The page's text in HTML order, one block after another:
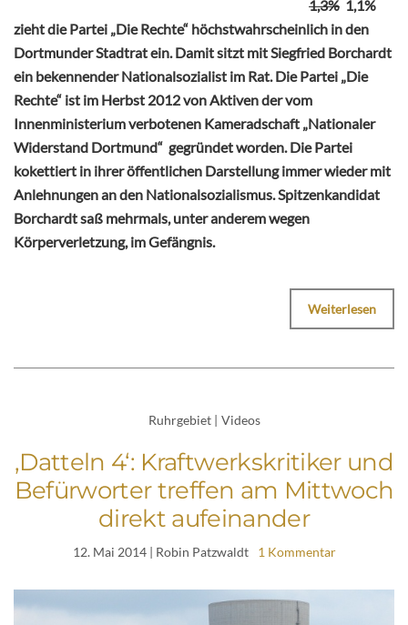
1,3% 1,1%
zieht die Partei „Die Rechte“ höchstwahrscheinlich in den
Dortmunder Stadtrat ein. Damit sitzt mit Siegfried Borchardt
ein bekennender Nationalsozialist im Rat. Die Partei „Die
Rechte“ ist im Herbst 2012 von Aktiven der vom
Innenministerium verbotenen Kameradschaft „Nationaler
Widerstand Dortmund“ gegründet worden. Die Partei
kokettiert in ihrer öffentlichen Darstellung immer wieder mit
Anlehnungen an den Nationalsozialismus. Spitzenkandidat
Borchardt saß mehrmals, unter anderem wegen
Körperverletzung, im Gefängnis.
Weiterlesen
Ruhrgebiet | Videos
‚Datteln 4‘: Kraftwerkskritiker und
Befürworter treffen am Mittwoch
direkt aufeinander
12. Mai 2014| Robin Patzwaldt 1 Kommentar